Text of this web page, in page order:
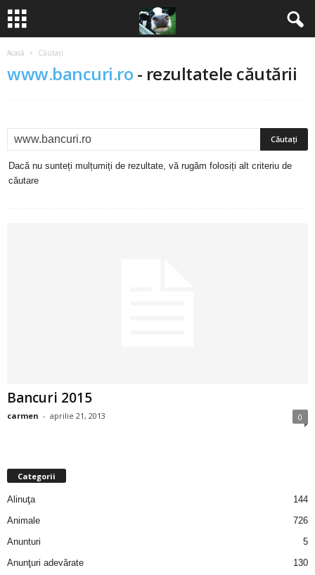
Acasă Căutați
www.bancuri.ro - rezultatele căutării
Dacă nu sunteți mulțumiți de rezultate, vă rugăm folosiți alt criteriu de
căutare
Bancuri 2015
carmen - aprilie 21, 2013 0
Categorii
Alinuţa
144
Animale
726
Anunturi
5
Anunţuri adevărate
130